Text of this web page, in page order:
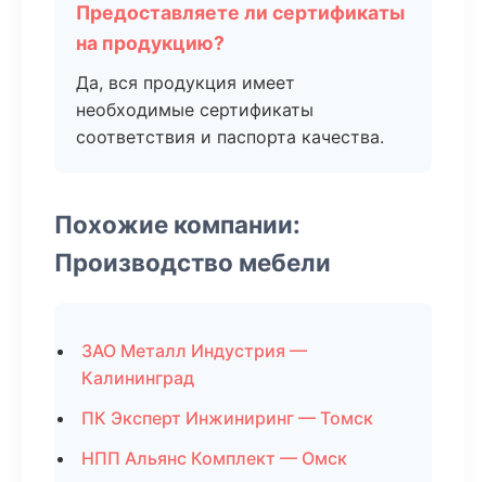
Предоставляете ли сертификаты
на продукцию?
Да, вся продукция имеет
необходимые сертификаты
соответствия и паспорта качества.
Похожие компании:
Производство мебели
ЗАО Металл Индустрия —
Калининград
ПК Эксперт Инжиниринг — Томск
НПП Альянс Комплект — Омск